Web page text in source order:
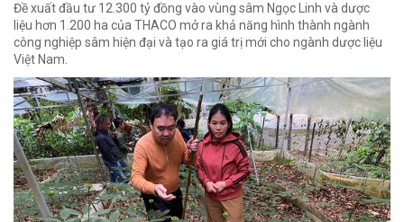
Đề xuất đầu tư 12.300 tỷ đồng vào vùng sâm Ngọc Linh và dược
liệu hơn 1.200 ha của THACO mở ra khả năng hình thành ngành
công nghiệp sâm hiện đại và tạo ra giá trị mới cho ngành dược liệu
Việt Nam.